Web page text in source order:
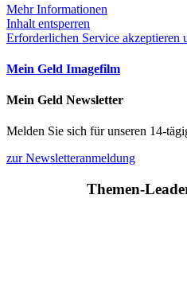
Mehr Informationen
Inhalt entsperren
Erforderlichen Service akzeptieren
Mein Geld Imagefilm
Mein Geld Newsletter
Melden Sie sich für unseren 14-
zur Newsletteranmeldung
Themen-